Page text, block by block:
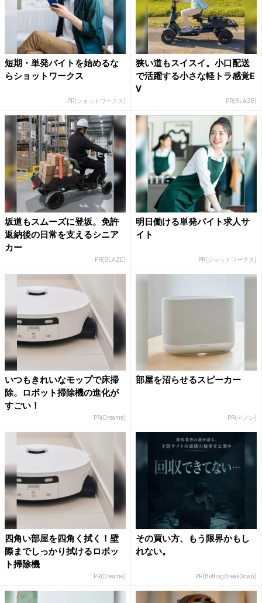
短期・単発バイトを始めるな
らショットワークス
PR(ショットワークス)
狭い道もスイスイ。小口配送
で活躍する小さな軽トラ感覚E
V
PR(BLAZE)
坂道もスムーズに登坂。免許
返納後の日常を支えるシニア
カー
PR(BLAZE)
明日働ける単発バイト求人サ
イト
PR(ショットワークス)
いつもきれいなモップで床掃
除。ロボット掃除機の進化が
すごい！
PR(Dreame)
部屋を沼らせるスピーカー
PR(デノン)
四角い部屋を四角く拭く！壁
際までしっかり拭けるロボッ
ト掃除機
PR(Dreame)
その買い方、もう限界かもし
れない。
PR(BettingBreakDown)